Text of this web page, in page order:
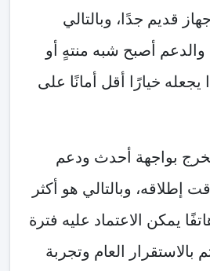
جهاز قديم جدًا، وبالتالي
أصبح شبه منتهٍ أو
يجعله خيارًا أقل أمانًا على
بواجهة أحدث ودعم
إطلاقه، وبالتالي هو أكثر
يمكن الاعتماد عليه فترة
بالاستقرار العام وتجربة